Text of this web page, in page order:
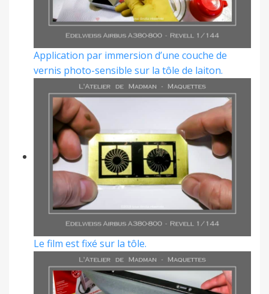
Application par immersion d’une couche de
vernis photo-sensible sur la tôle de laiton.
Le film est fixé sur la tôle.